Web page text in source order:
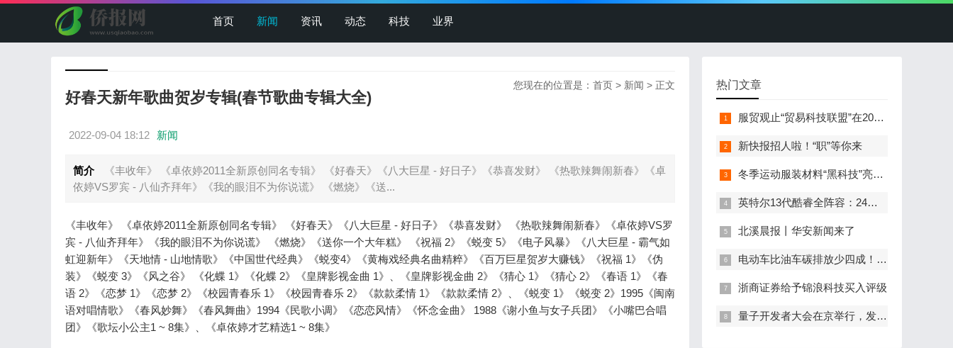
首页 新闻 资讯 动态 科技 业界
您现在的位置是： 首页 > 新闻 > 正文
好春天新年歌曲贺岁专辑(春节歌曲专辑大全)
2022-09-04 18:12 新闻
简介
《丰收年》 《卓依婷2011全新原创同名专辑》 《好春天》《八大巨星 - 好日子》《恭喜发财》 《热歌辣舞闹新春》《卓
依婷VS罗宾 - 八仙齐拜年》《我的眼泪不为你说谎》 《燃烧》《送...
《丰收年》 《卓依婷2011全新原创同名专辑》 《好春天》《八大巨星 - 好日子》《恭喜发财》 《热歌辣舞闹新春》《卓依婷VS罗
宾 - 八仙齐拜年》《我的眼泪不为你说谎》 《燃烧》《送你一个大年糕》 《祝福 2》《蜕变 5》《电子风暴》《八大巨星 - 霸气如
虹迎新年》《天地情 - 山地情歌》《中国世代经典》《蜕变4》《黄梅戏经典名曲精粹》《百万巨星贺岁大赚钱》《祝福 1》《伪
装》《蜕变 3》《风之谷》 《化蝶 1》《化蝶 2》《皇牌影视金曲 1》、《皇牌影视金曲 2》《猜心 1》《猜心 2》《春语 1》《春
语 2》《恋梦 1》《恋梦 2》《校园青春乐 1》《校园青春乐 2》《款款柔情 1》《款款柔情 2》、《蜕变 1》《蜕变 2》1995《闽南
语对唱情歌》《春风妙舞》《春风舞曲》1994《民歌小调》《恋恋风情》《怀念金曲》 1988《谢小鱼与女子兵团》《小嘴巴合唱
团》《歌坛小公主1 ~ 8集》、《卓依婷才艺精选1 ~ 8集》
热门文章
服贸观止“贸易科技联盟”在2022服贸会启动
新快报招人啦！“职”等你来
冬季运动服装材料“黑科技”亮相服贸会
英特尔13代酷睿全阵容：24核i9-13900K最高5.8GHz
北溪晨报丨华安新闻来了
电动车比油车碳排放少四成！能链智电助推新能源汽车普及
浙商证券给予锦浪科技买入评级
量子开发者大会在京举行，发布全球首个全平台量子软硬一体解